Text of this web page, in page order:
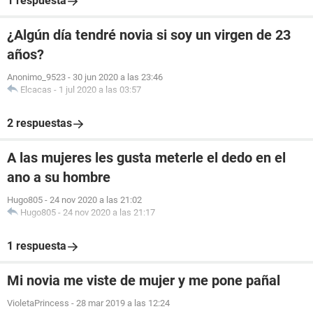
¿Algún día tendré novia si soy un virgen de 23
años?
Anonimo_9523 - 30 jun 2020 a las 23:46
Elcacas - 1 jul 2020 a las 03:57
2 respuestas
A las mujeres les gusta meterle el dedo en el
ano a su hombre
Hugo805 - 24 nov 2020 a las 21:02
Hugo805 - 24 nov 2020 a las 21:17
1 respuesta
Mi novia me viste de mujer y me pone pañal
VioletaPrincess - 28 mar 2019 a las 12:24